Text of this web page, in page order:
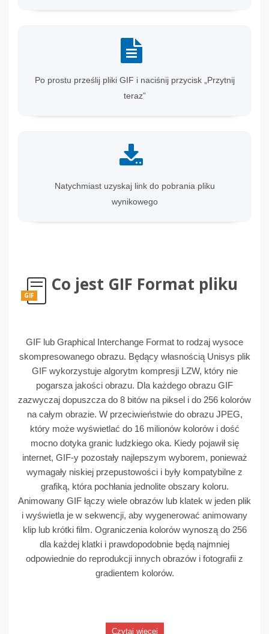
Po prostu prześlij pliki GIF i naciśnij przycisk „Przytnij
teraz”
Natychmiast uzyskaj link do pobrania pliku
wynikowego
GIF
Co jest GIF Format pliku
GIF lub Graphical Interchange Format to rodzaj wysoce
skompresowanego obrazu. Będący własnością Unisys plik
GIF wykorzystuje algorytm kompresji LZW, który nie
pogarsza jakości obrazu. Dla każdego obrazu GIF
zazwyczaj dopuszcza do 8 bitów na piksel i do 256 kolorów
na całym obrazie. W przeciwieństwie do obrazu JPEG,
który może wyświetlać do 16 milionów kolorów i dość
mocno dotyka granic ludzkiego oka. Kiedy pojawił się
internet, GIF-y pozostały najlepszym wyborem, ponieważ
wymagały niskiej przepustowości i były kompatybilne z
grafiką, która pochłania jednolite obszary koloru.
Animowany GIF łączy wiele obrazów lub klatek w jeden plik
i wyświetla je w sekwencji, aby wygenerować animowany
klip lub krótki film. Ograniczenia kolorów wynoszą do 256
dla każdej klatki i prawdopodobnie będą najmniej
odpowiednie do reprodukcji innych obrazów i fotografii z
gradientem kolorów.
Czytaj więcej